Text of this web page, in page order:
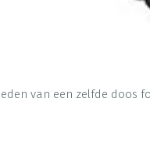
van een zelfde doos